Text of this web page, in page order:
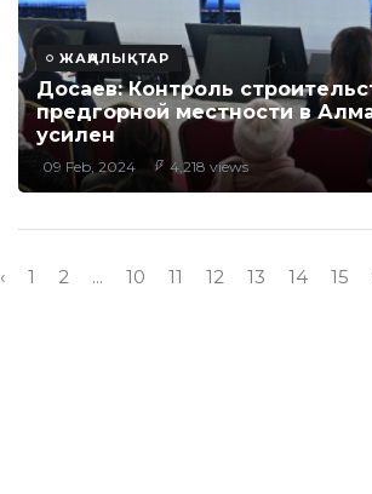
ЖАҢАЛЫҚТАР
Досаев: Контроль
предгорной местности в
усилен
09 Feb, 2024 4,218 views
‹ 1 2 ... 10 11 12 13 14 15